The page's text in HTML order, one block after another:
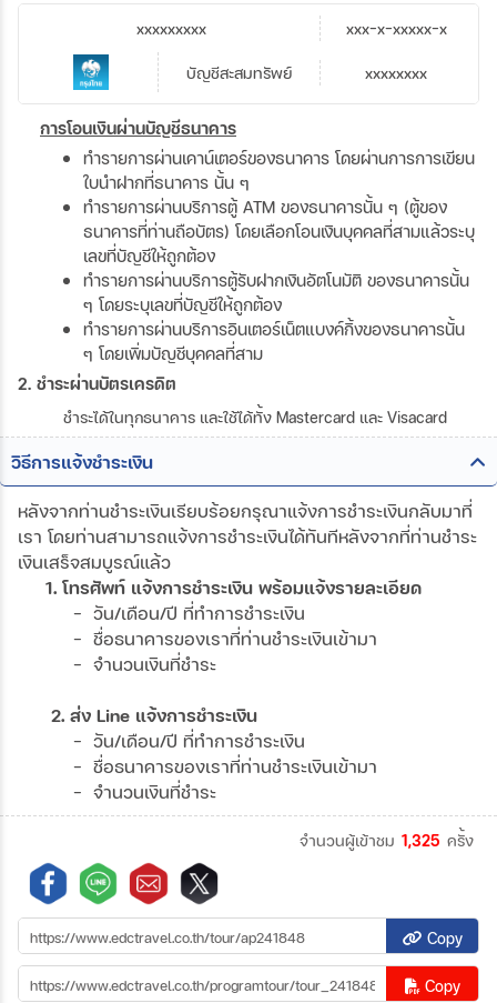
บัญชีสะสมทรัพย์
xxxxxxxxx
xxxxxxxx
xxx-x-xxxxx-x
การโอนเงินผ่านบัญชีธนาคาร
ทำรายการผ่านเคาน์เตอร์ของธนาคาร โดยผ่านการการเขียน
ใบนำฝากที่ธนาคาร นั้น ๆ
ทำรายการผ่านบริการตู้ ATM ของธนาคารนั้น ๆ (ตู้ของ
ธนาคารที่ท่านถือบัตร) โดยเลือกโอนเงินบุคคลที่สามแล้วระบุ
เลขที่บัญชีให้ถูกต้อง
ทำรายการผ่านบริการตู้รับฝากเงินอัตโนมัติ ของธนาคารนั้น
ๆ โดยระบุเลขที่บัญชีให้ถูกต้อง
ทำรายการผ่านบริการอินเตอร์เน็ตแบงค์กิ้งของธนาคารนั้น
ๆ โดยเพิ่มบัญชีบุคคลที่สาม
2. ชำระผ่านบัตรเครดิต
ชำระได้ในทุกธนาคาร และใช้ได้ทั้ง Mastercard และ Visacard
วิธีการแจ้งชำระเงิน
หลังจากท่านชำระเงินเรียบร้อยกรุณาแจ้งการชำระเงินกลับมาที่
เรา โดยท่านสามารถแจ้งการชำระเงินได้ทันทีหลังจากที่ท่านชำระ
เงินเสร็จสมบูรณ์แล้ว
1. โทรศัพท์ แจ้งการชำระเงิน พร้อมแจ้งรายละเอียด
- วัน/เดือน/ปี ที่ทำการชำระเงิน
- ชื่อธนาคารของเราที่ท่านชำระเงินเข้ามา
- จำนวนเงินที่ชำระ
2. ส่ง Line แจ้งการชำระเงิน
- วัน/เดือน/ปี ที่ทำการชำระเงิน
- ชื่อธนาคารของเราที่ท่านชำระเงินเข้ามา
- จำนวนเงินที่ชำระ
จำนวนผู้เข้าชม 1,325 ครั้ง
Copy
Copy